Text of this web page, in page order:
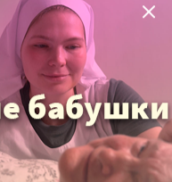
это принять. Мама
с детьми,
ансамблем
путешествий с
никуда не